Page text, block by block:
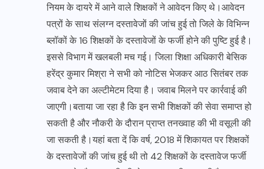
नियम के दायरे में आने वाले शिक्षकों ने आवेदन किए थे।आवेदन
पत्रों के साथ संलग्न दस्तावेजों की जांच हुई तो जिले के विभिन्न
ब्लॉकों के 16 शिक्षकों के दस्तावेजों के फर्जी होने की पुष्टि हुई है।
इससे विभाग में खलबली मच गई। जिला शिक्षा अधिकारी बेसिक
हरेंद्र कुमार मिश्रा ने सभी को नोटिस भेजकर आठ सितंबर तक
जवाब देने का अल्टीमेटम दिया है। जवाब मिलने पर कार्रवाई की
जाएगी।बताया जा रहा है कि इन सभी शिक्षकों की सेवा समाप्त हो
सकती है और नौकरी के दौरान प्राप्त तनख्वाह की भी वसूली की
जा सकती है।यहां बता दें कि वर्ष, 2018 में शिकायत पर शिक्षकों
के दस्तावेजों की जांच हुई थी तो 42 शिक्षकों के दस्तावेज फर्जी